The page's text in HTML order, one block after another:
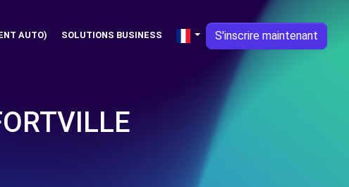
AUTO) SOLUTIONS BUSINESS S'inscrire maintenant